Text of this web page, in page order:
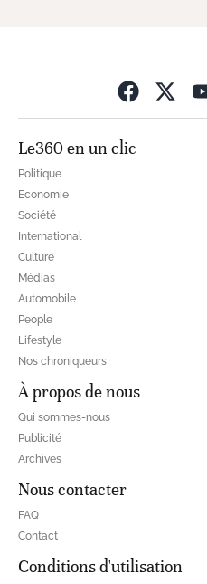
Le360 en un clic
Politique
Economie
Société
International
Culture
Médias
Automobile
People
Lifestyle
Nos chroniqueurs
À propos de nous
Qui sommes-nous
Publicité
Archives
Nous contacter
FAQ
Contact
Conditions d'utilisation